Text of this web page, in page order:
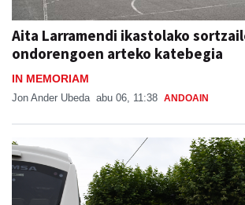
Aita Larramendi ikastolako
ondorengoen arteko katebegia
IN MEMORIAM
Jon Ander Ubeda abu 06, 11:38 ANDOAIN